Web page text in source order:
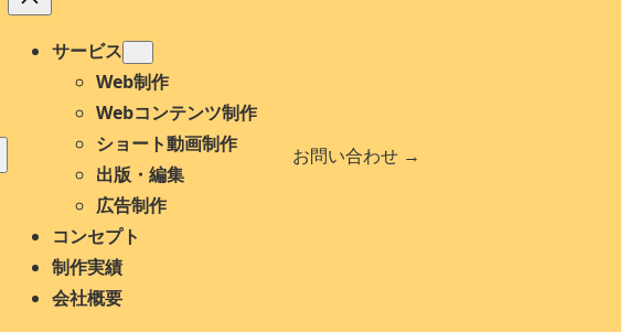
サービス
Web制作
Webコンテンツ制作
ショート動画制作
出版・編集
広告制作
コンセプト
制作実績
会社概要
お問い合わせ →